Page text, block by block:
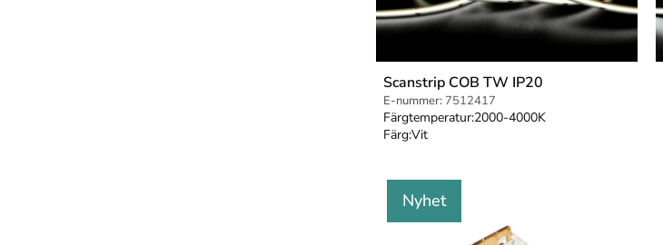
Scanstrip COB TW IP20
E-nummer: 7512417
Färgtemperatur:2000-4000K
Färg:Vit
Nyhet